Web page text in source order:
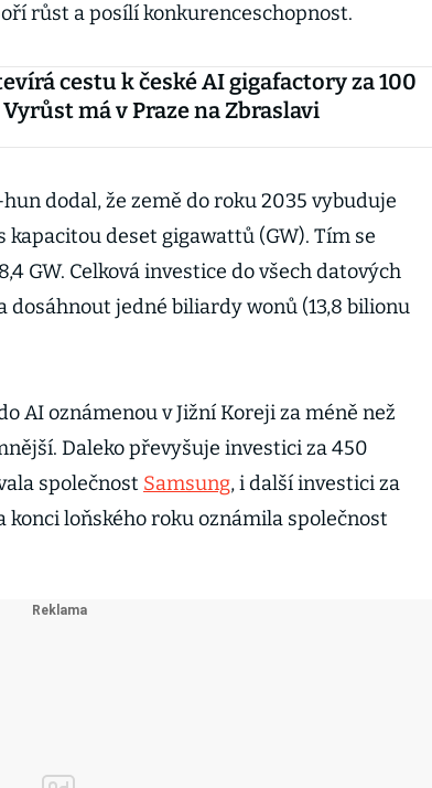
růst a posílí konkurenceschopnost.
cestu k české AI gigafactory za 100
má v Praze na Zbraslavi
dodal, že země do roku 2035 vybuduje
kapacitou deset gigawattů (GW). Tím se
GW. Celková investice do všech datových
dosáhnout jedné biliardy wonů (13,8 bilionu
AI oznámenou v Jižní Koreji za méně než
Daleko převyšuje investici za 450
společnost Samsung, i další investici za
konci loňského roku oznámila společnost